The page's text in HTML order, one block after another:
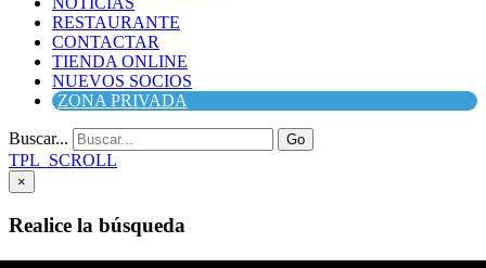
RESTAURANTE
CONTACTAR
TIENDA ONLINE
NUEVOS SOCIOS
ZONA PRIVADA
Buscar... Go
TPL_SCROLL
×
Realice la búsqueda